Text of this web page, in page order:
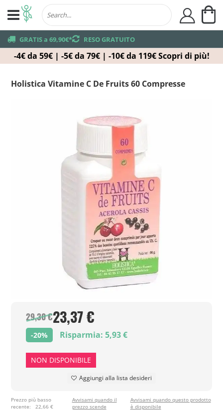
-4€ da 59€ | -5€ da 79€ | -10€ da 119€ Scopri di più!
truck GRATIS a 69,90€*returns RESO GRATUITO
user
Holistica Vitamine C De Fruits 60 Compresse
29,30 €23,37 €
-20% Risparmia: 5,93 €
NON DISPONIBILE
Aggiungi alla lista desideri
Prezzo più basso
recente:
22,66 €
Avvisami quando il
prezzo scende
Avvisami quando questo prodotto
è disponibile